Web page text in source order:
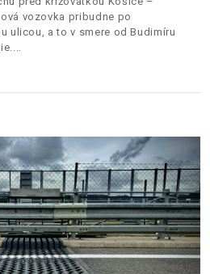
vozovka pribudne po
ulicou, a to v smere od Budimíru